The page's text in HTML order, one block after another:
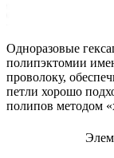
Одноразовые
полипэктомии
проволоку,
петли хорошо
полипов методом